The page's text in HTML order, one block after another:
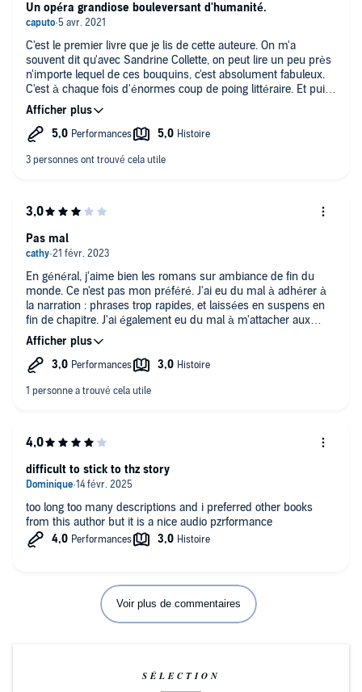
C'est le premier livre que je lis de cette auteure. On m'a
souvent dit qu'avec Sandrine Collette, on peut lire un peu près
n'importe lequel de ces bouquins, c'est absolument fabuleux.
C'est à chaque fois d'énormes coup de poing littéraire. Et puis,
il y a eu la dernière critique que j'ai lu et c'est ce qui m'a
amené à lire "Et toujours les forêts".
C'est une écriture que nous repérons au bout de trois phrases,
histoire jusqu'à la dernière ligne. Avec ce huitième roman,
même dans les ténèbres les plus profondes…
Une quête éperdue, arrachée à ses entrailles, avec pour
obsession la renaissance d’un monde désert, et la certitude
que rien ne s’arrête jamais complètement. Un grand roman,
qu'on ne serait oublier...
Un opéra grandiose bouleversant d'humanité.
En général, j'aime bien les romans sur ambiance de fin du
monde. Ce n'est pas mon préféré. J'ai eu du mal à adhérer à
la narration : phrases trop rapides, et laissées en suspens en
fin de chapitre. J'ai également eu du mal à m'attacher aux
personnages. Dommage!
Pas mal
too long too many descriptions and i preferred other books
from this author but it is a nice audio pzrformance
difficult to stick to thz story
Voir plus de commentaires
SÉLECTION